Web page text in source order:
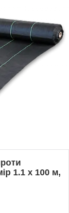
1.1 х 100 м,